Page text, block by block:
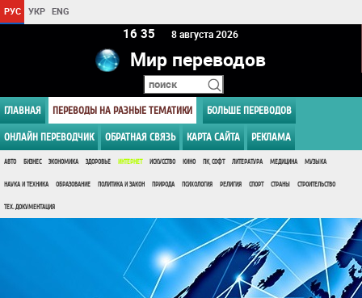
РУС УКР ENG
16:35 8 августа 2026
Мир переводов
ГЛАВНАЯ ПЕРЕВОДЫ НА РАЗНЫЕ ТЕМАТИКИ БОЛЬШЕ ПЕРЕВОДОВ
ОНЛАЙН ПЕРЕВОДЧИК ОБРАТНАЯ СВЯЗЬ КАРТА САЙТА РЕКЛАМА
АВТО БИЗНЕС ЭКОНОМИКА ЗДОРОВЬЕ ИНТЕРНЕТ ИСКУССТВО КИНО ПК, СОФТ ЛИТЕРАТУРА МЕДИЦИНА МУЗЫКА
НАУКА И ТЕХНИКА ОБРАЗОВАНИЕ ПОЛИТИКА И ЗАКОН ПРИРОДА ПСИХОЛОГИЯ РЕЛИГИЯ СПОРТ СТРАНЫ СТРОИТЕЛЬСТВО
ТЕХ. ДОКУМЕНТАЦИЯ